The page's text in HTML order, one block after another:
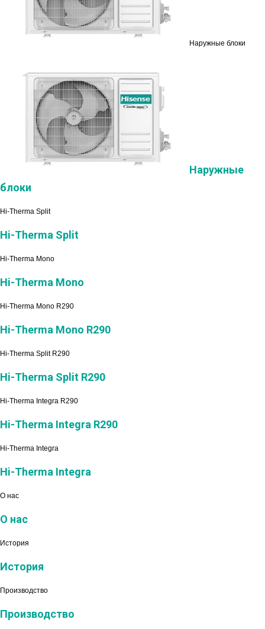
Наружные блоки
Наружные
блоки
Hi-Therma Split
Hi-Therma Split
Hi-Therma Mono
Hi-Therma Mono
Hi-Therma Mono R290
Hi-Therma Mono R290
Hi-Therma Split R290
Hi-Therma Split R290
Hi-Therma Integra R290
Hi-Therma Integra R290
Hi-Therma Integra
Hi-Therma Integra
О нас
О нас
История
История
Производство
Производство